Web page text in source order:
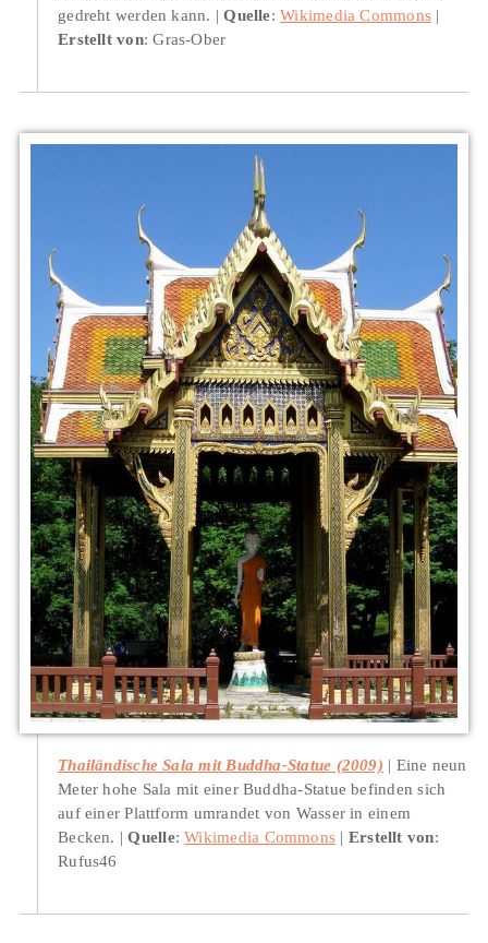
gedreht werden kann.
Quelle:Wikimedia Commons
Erstellt von: Gras-Ober
Thailändische Sala mit Buddha-Statue (2009)
Eine neun
Meter hohe Sala mit einer Buddha-Statue befinden sich
auf einer Plattform umrandet von Wasser in einem
Becken.
Quelle:Wikimedia Commons Erstellt von:
Rufus46